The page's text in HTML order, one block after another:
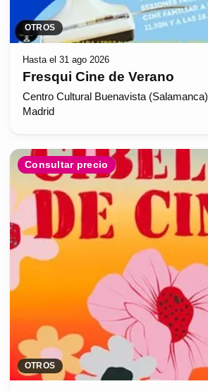
OTROS
Hasta el 31 ago 2026
Fresqui Cine de Verano
Centro Cultural Buenavista (Salamanca)
Madrid
Consultar precio
OTROS